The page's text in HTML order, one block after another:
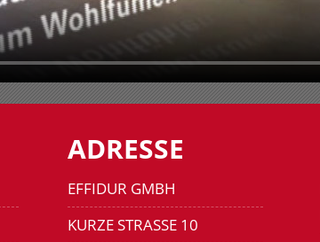
ADRESSE
EFFIDUR GMBH
KURZE STRASSE 10